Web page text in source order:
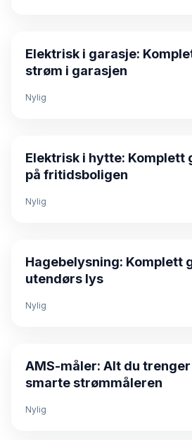
Elektrisk i garasje:
strøm i garasjen
Nylig
Elektrisk i hytte: Komplett
på fritidsboligen
Nylig
Hagebelysning: Komplett
utendørs lys
Nylig
AMS-måler: Alt du
smarte strømmåleren
Nylig